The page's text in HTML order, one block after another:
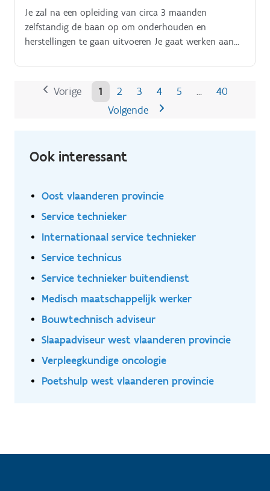
Je zal na een opleiding van circa 3 maanden
zelfstandig de baan op om onderhouden en
herstellingen te gaan uitvoeren Je gaat werken aan
metingen uit te voeren met de multimeter en
bepaalde testen uit te voeren Je lost de storing op
door componenten te vervangen, opnieuw in te
over de levensduur van componenten om nieuwe
technieken Je stapt mee in een permanentiesysteem
eenmaal om de 6 weken
Vorige 1 2 3 4 5
40
Volgende
Ook interessant
Oost vlaanderen provincie
Service technieker
Internationaal service technieker
Service technicus
Service technieker buitendienst
Medisch maatschappelijk werker
Bouwtechnisch adviseur
Slaapadviseur west vlaanderen provincie
Verpleegkundige oncologie
Poetshulp west vlaanderen provincie